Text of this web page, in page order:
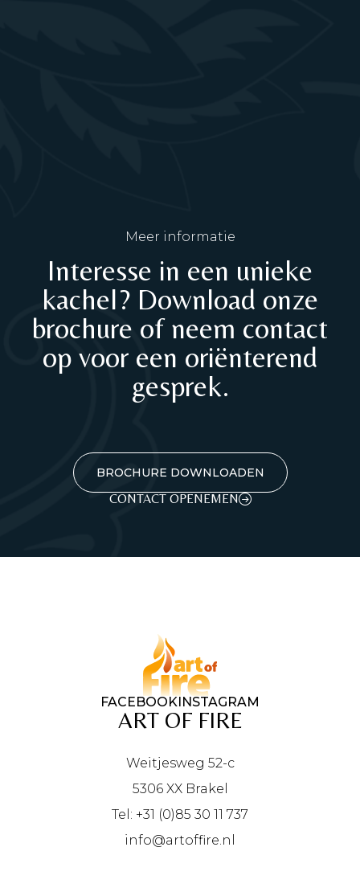
Meer informatie
Interesse in een unieke
kachel? Download onze
brochure of neem contact
op voor een oriënterend
gesprek.
BROCHURE DOWNLOADEN
CONTACT OPENEMEN
FACEBOOKINSTAGRAM
ART OF FIRE
Weitjesweg 52-c
5306 XX Brakel
Tel: +31 (0)85 30 11 737
info@artoffire.nl